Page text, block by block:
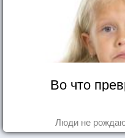
Во что
Люди не